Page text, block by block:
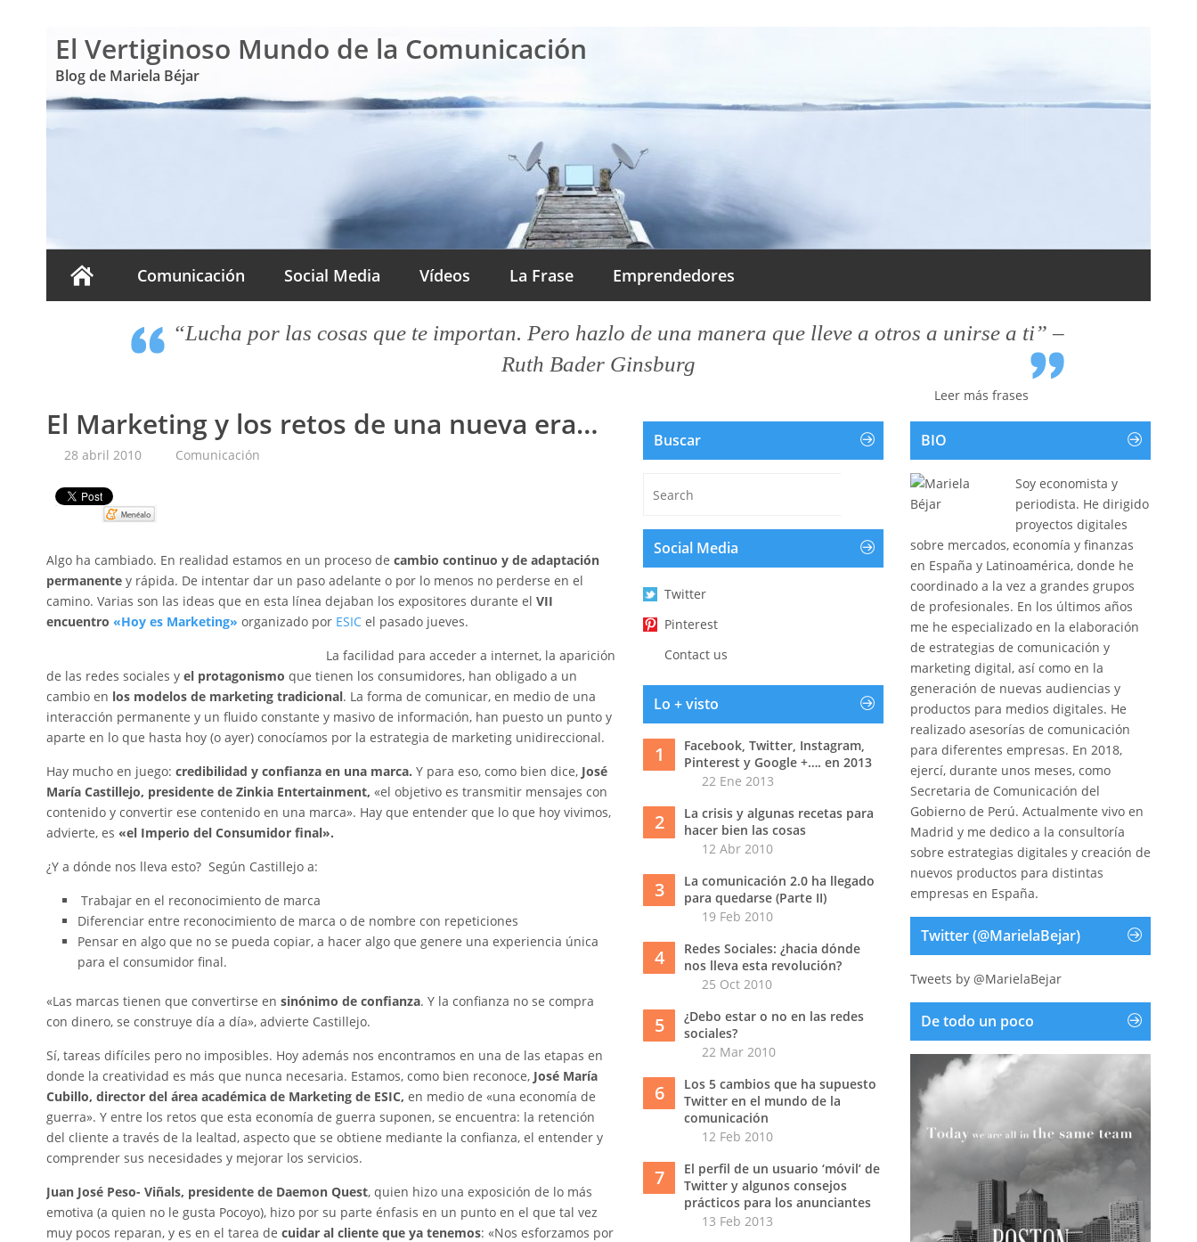
El Vertiginoso Mundo de la Comunicación
Blog de Mariela Béjar
Comunicación Social Media Vídeos La Frase Emprendedores
“Lucha por las cosas que te importan. Pero hazlo de una manera que lleve a otros a unirse a ti” –
Ruth Bader Ginsburg
Leer más frases
El Marketing y los retos de una nueva era…
28 abril 2010 Comunicación
Algo ha cambiado. En realidad estamos en un proceso de cambio continuo y de adaptación
permanente y rápida. De intentar dar un paso adelante o por lo menos no perderse en el
camino. Varias son las ideas que en esta línea dejaban los expositores durante el VII
encuentro «Hoy es Marketing» organizado por ESIC el pasado jueves.
La facilidad para acceder a internet, la aparición
de las redes sociales y el protagonismo que tienen los consumidores, han obligado a un
cambio en los modelos de marketing tradicional. La forma de comunicar, en medio de una
interacción permanente y un fluido constante y masivo de información, han puesto un punto y
aparte en lo que hasta hoy (o ayer) conocíamos por la estrategia de marketing unidireccional.
Hay mucho en juego: credibilidad y confianza en una marca. Y para eso, como bien dice, José
María Castillejo, presidente de Zinkia Entertainment, «el objetivo es transmitir mensajes con
contenido y convertir ese contenido en una marca». Hay que entender que lo que hoy vivimos,
advierte, es «el Imperio del Consumidor final».
¿Y a dónde nos lleva esto? Según Castillejo a:
Trabajar en el reconocimiento de marca
Diferenciar entre reconocimiento de marca o de nombre con repeticiones
Pensar en algo que no se pueda copiar, a hacer algo que genere una experiencia única
para el consumidor final.
«Las marcas tienen que convertirse en sinónimo de confianza. Y la confianza no se compra
con dinero, se construye día a día», advierte Castillejo.
Sí, tareas difíciles pero no imposibles. Hoy además nos encontramos en una de las etapas en
donde la creatividad es más que nunca necesaria. Estamos, como bien reconoce, José María
Cubillo, director del área académica de Marketing de ESIC, en medio de «una economía de
guerra». Y entre los retos que esta economía de guerra suponen, se encuentra: la retención
del cliente a través de la lealtad, aspecto que se obtiene mediante la confianza, el entender y
comprender sus necesidades y mejorar los servicios.
Juan José Peso- Viñals, presidente de Daemon Quest, quien hizo una exposición de lo más
emotiva (a quien no le gusta Pocoyo), hizo por su parte énfasis en un punto en el que tal vez
muy pocos reparan, y es en el tarea de cuidar al cliente que ya tenemos: «Nos esforzamos por
Buscar
Social Media
Twitter
Pinterest
Contact us
Lo + visto
1
Facebook, Twitter, Instagram,
Pinterest y Google +…. en 2013
22 Ene 2013
2
La crisis y algunas recetas para
hacer bien las cosas
12 Abr 2010
3
La comunicación 2.0 ha llegado
para quedarse (Parte II)
19 Feb 2010
4
Redes Sociales: ¿hacia dónde
nos lleva esta revolución?
25 Oct 2010
5
¿Debo estar o no en las redes
sociales?
22 Mar 2010
6
Los 5 cambios que ha supuesto
Twitter en el mundo de la
comunicación
12 Feb 2010
7
El perfil de un usuario ‘móvil’ de
Twitter y algunos consejos
prácticos para los anunciantes
13 Feb 2013
BIO
Soy economista y
periodista. He dirigido
proyectos digitales
sobre mercados, economía y finanzas
en España y Latinoamérica, donde he
coordinado a la vez a grandes grupos
de profesionales. En los últimos años
me he especializado en la elaboración
de estrategias de comunicación y
marketing digital, así como en la
generación de nuevas audiencias y
productos para medios digitales. He
realizado asesorías de comunicación
para diferentes empresas. En 2018,
ejercí, durante unos meses, como
Secretaria de Comunicación del
Gobierno de Perú. Actualmente vivo en
Madrid y me dedico a la consultoría
sobre estrategias digitales y creación de
nuevos productos para distintas
empresas en España.
Twitter (@MarielaBejar)
Tweets by @MarielaBejar
De todo un poco